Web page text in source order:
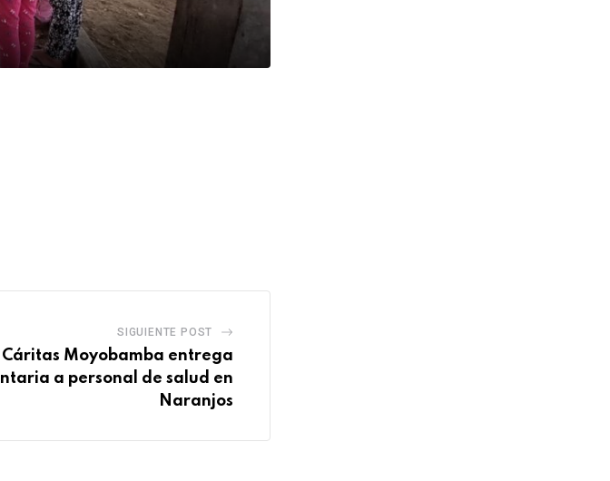
SIGUIENTE POST
Cáritas Moyobamba entrega
a personal de salud en
Naranjos